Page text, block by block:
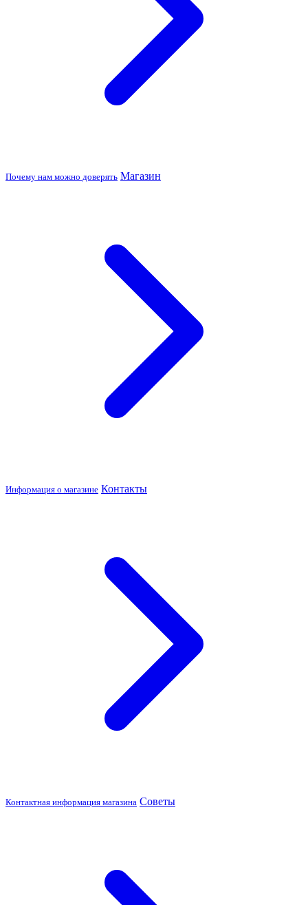
Почему нам можно доверять Магазин
Информация о магазине Контакты
Контактная информация магазина Советы